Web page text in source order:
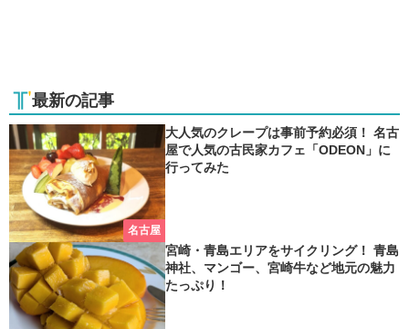
最新の記事
名古屋
大人気のクレープは事前予約必須！ 名古
屋で人気の古民家カフェ「ODEON」に
行ってみた
宮崎・青島エリアをサイクリング！ 青島
神社、マンゴー、宮崎牛など地元の魅力
たっぷり！